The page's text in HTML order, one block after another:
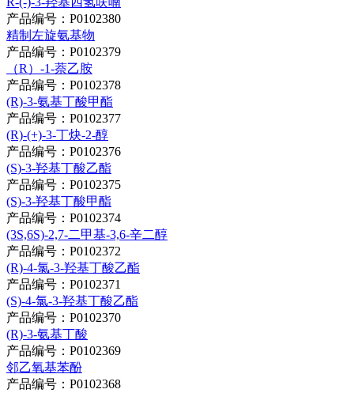
产品编号：P0102380
精制左旋氨基物
产品编号：P0102379
（R）-1-萘乙胺
产品编号：P0102378
(R)-3-氨基丁酸甲酯
产品编号：P0102377
(R)-(+)-3-丁炔-2-醇
产品编号：P0102376
(S)-3-羟基丁酸乙酯
产品编号：P0102375
(S)-3-羟基丁酸甲酯
产品编号：P0102374
(3S,6S)-2,7-二甲基-3,6-辛二醇
产品编号：P0102372
(R)-4-氯-3-羟基丁酸乙酯
产品编号：P0102371
(S)-4-氯-3-羟基丁酸乙酯
产品编号：P0102370
(R)-3-氨基丁酸
产品编号：P0102369
邻乙氧基苯酚
产品编号：P0102368